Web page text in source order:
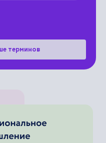
терминов